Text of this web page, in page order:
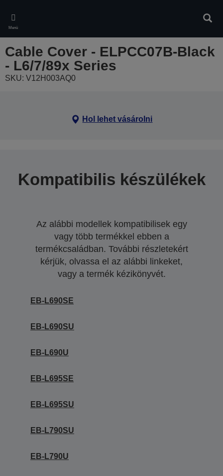
main
content
Menü
Cable Cover - ELPCC07B-Black
- L6/7/89x Series
SKU: V12H003AQ0
Hol lehet vásárolni
Kompatibilis készülékek
Az alábbi modellek kompatibilisek egy
vagy több termékkel ebben a
termékcsaládban. További részletekért
kérjük, olvassa el az alábbi linkeket,
vagy a termék kézikönyvét.
EB-L690SE
EB-L690SU
EB-L690U
EB-L695SE
EB-L695SU
EB-L790SU
EB-L790U